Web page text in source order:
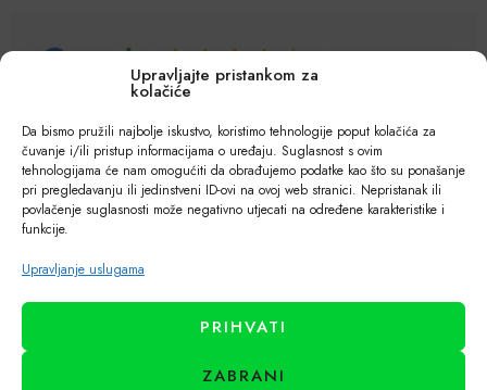
Upravljajte pristankom za
kolačiće
Da bismo pružili najbolje iskustvo, koristimo tehnologije poput kolačića za
čuvanje i/ili pristup informacijama o uređaju. Suglasnost s ovim
tehnologijama će nam omogućiti da obrađujemo podatke kao što su ponašanje
pri pregledavanju ili jedinstveni ID-ovi na ovoj web stranici. Nepristanak ili
povlačenje suglasnosti može negativno utjecati na određene karakteristike i
funkcije.
Upravljanje uslugama
PRIHVATI
ZABRANI